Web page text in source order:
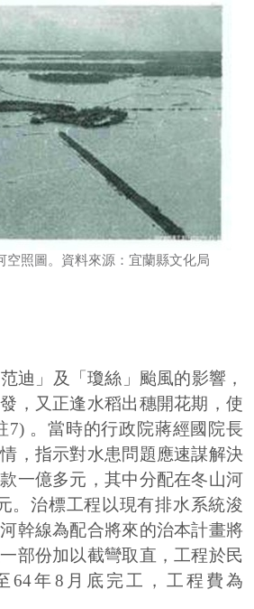
空照圖。資料來源：宜蘭縣文化局
迪」及「瓊絲」颱風的影響，
，又正逢水稻出穗開花期，使
7) 。當時的行政院蔣經國院長
，指示對水患問題應速謀解決
一億多元，其中分配在冬山河
。治標工程以現有排水系統浚
幹線為配合將來的治本計畫將
部份加以截彎取直，工程於民
64年8月底完工，工程費為